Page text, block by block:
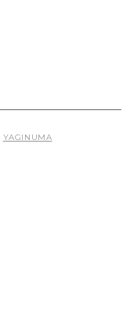
YAGINUMA